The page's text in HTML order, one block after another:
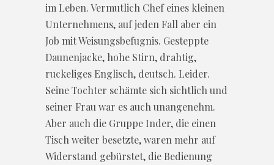
im Leben. Vermutlich Chef eines kleinen
Unternehmens, auf jeden Fall aber ein
Job mit Weisungsbefugnis. Gesteppte
Daunenjacke, hohe Stirn, drahtig,
ruckeliges Englisch, deutsch. Leider.
Seine Tochter schämte sich sichtlich und
seiner Frau war es auch unangenehm.
Aber auch die Gruppe Inder, die einen
Tisch weiter besetzte, waren mehr auf
Widerstand gebürstet, die Bedienung